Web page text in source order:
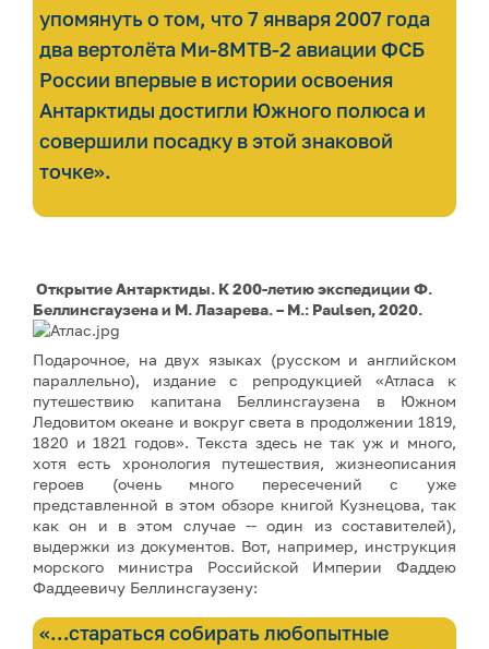
упомянуть о том, что 7 января 2007 года
два вертолёта Ми-8МТВ-2 авиации ФСБ
России впервые в истории освоения
Антарктиды достигли Южного полюса и
совершили посадку в этой знаковой
точке».
Открытие Антарктиды. К 200-летию экспедиции Ф.
Беллинсгаузена и М. Лазарева. – М.: Paulsen, 2020.
Подарочное, на двух языках (русском и английском
параллельно), издание с репродукцией «Атласа к
путешествию капитана Беллинсгаузена в Южном
Ледовитом океане и вокруг света в продолжении 1819,
1820 и 1821 годов». Текста здесь не так уж и много,
хотя есть хронология путешествия, жизнеописания
героев (очень много пересечений с уже
представленной в этом обзоре книгой Кузнецова, так
как он и в этом случае -- один из составителей),
выдержки из документов. Вот, например, инструкция
морского министра Российской Империи Фаддею
Фаддеевичу Беллинсгаузену:
«…стараться собирать любопытные